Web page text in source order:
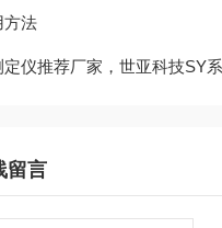
方法
推荐厂家，世亚科技SY系列光合仪参
留言